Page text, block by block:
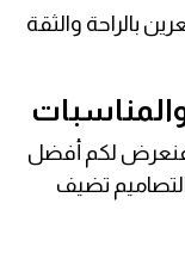
بالراحة والثقة
فنعرض لكم أفضل
تضيف